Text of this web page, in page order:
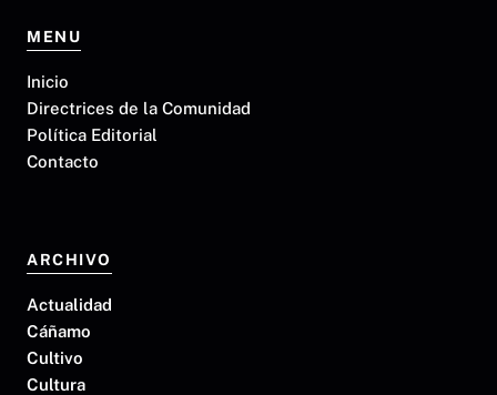
MENU
Inicio
Directrices de la Comunidad
Política Editorial
Contacto
ARCHIVO
Actualidad
Cáñamo
Cultivo
Cultura